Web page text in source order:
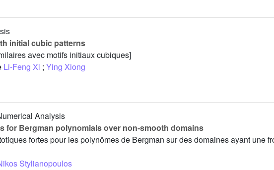
initial cubic patterns
avec motifs initiaux cubiques]
Li-Feng Xi ; Ying Xiong
Analysis
for Bergman polynomials over non-smooth domains
fortes pour les polynômes de Bergman sur des domaines ayant une
Stylianopoulos